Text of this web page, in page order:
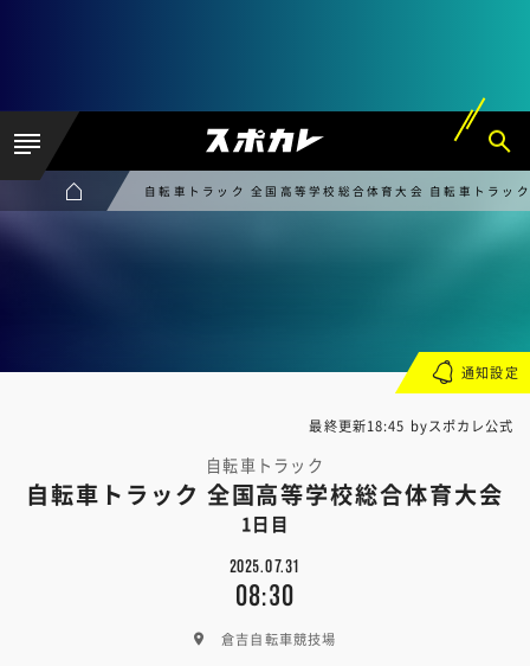
自転車トラック 全国高等学校総合体育大会 自転車トラッ
最終更新18:45 byスポカレ公式
自転車トラック
自転車トラック 全国高等学校総合体育大会
1日目
2025.07.31
08:30
倉吉自転車競技場
通知設定